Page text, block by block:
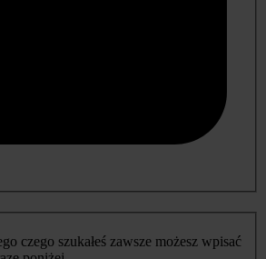
czego szukałeś zawsze możesz wpisać